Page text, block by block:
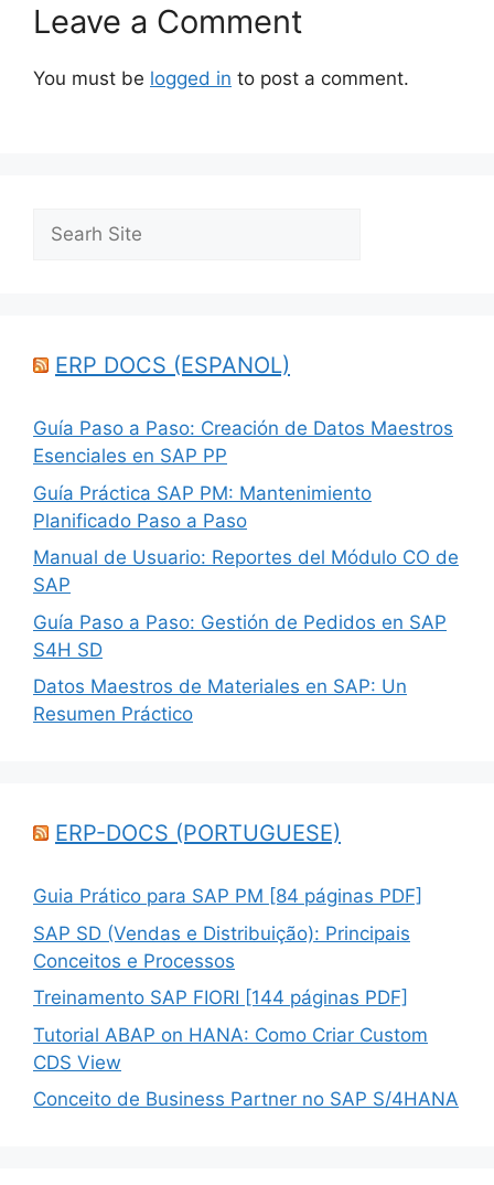
Leave a Comment
You must be logged in to post a comment.
Search
ERP DOCS (ESPANOL)
Guía Paso a Paso: Creación de Datos Maestros
Esenciales en SAP PP
Guía Práctica SAP PM: Mantenimiento
Planificado Paso a Paso
Manual de Usuario: Reportes del Módulo CO de
SAP
Guía Paso a Paso: Gestión de Pedidos en SAP
S4H SD
Datos Maestros de Materiales en SAP: Un
Resumen Práctico
ERP-DOCS (PORTUGUESE)
Guia Prático para SAP PM [84 páginas PDF]
SAP SD (Vendas e Distribuição): Principais
Conceitos e Processos
Treinamento SAP FIORI [144 páginas PDF]
Tutorial ABAP on HANA: Como Criar Custom
CDS View
Conceito de Business Partner no SAP S/4HANA